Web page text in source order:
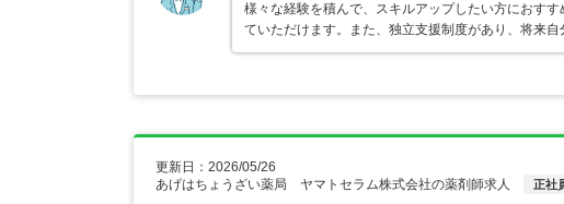
様々な経験を積んで、スキルアップしたい方におす
ていただけます。また、独立支援制度があり、将来
更新日：2026/05/26
あげはちょうざい薬局 ヤマトセラム株式会社の薬剤師求人
正社